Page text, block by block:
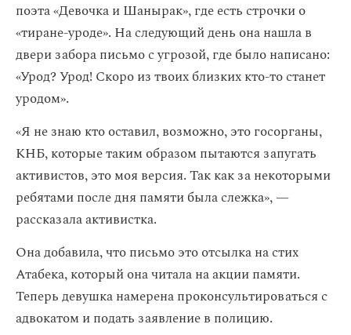
поэта «Девочка и Шанырак», где есть строчки о
«тиране-уроде». На следующий день она нашла в
двери забора письмо с угрозой, где было написано:
«Урод? Урод! Скоро из твоих близких кто-то станет
уродом».
«Я не знаю кто оставил, возможно, это госорганы,
КНБ, которые таким образом пытаются запугать
активистов, это моя версия. Так как за некоторыми
ребятами после дня памяти была слежка», —
рассказала активистка.
Она добавила, что письмо это отсылка на стих
Атабека, который она читала на акции памяти.
Теперь девушка намерена проконсультироваться с
адвокатом и подать заявление в полицию.